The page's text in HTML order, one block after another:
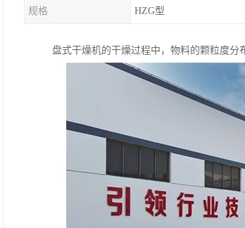
规格 HZG型
盘式干燥机的干燥过程中，物料的颗粒度分